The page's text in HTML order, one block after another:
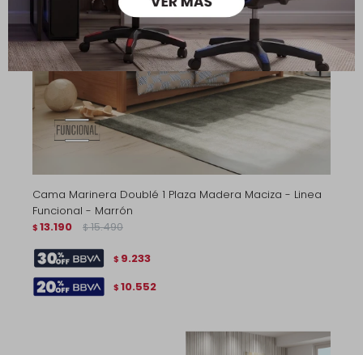
Cama Marinera Doublé 1 Plaza Madera Maciza - Linea
Funcional - Marrón
$ 13.190 $ 15.490
$ 9.233
$ 10.552